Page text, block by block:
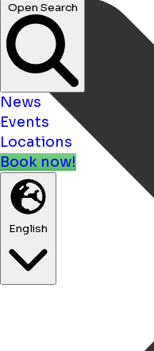
Open Search
News
Events
Locations
Book now!
English